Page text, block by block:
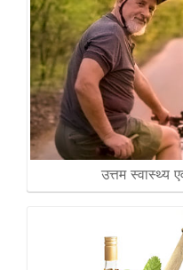
उत्तम स्वास्थ्य